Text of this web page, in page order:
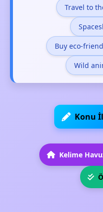
Travel to
Buy eco-
Wild
Konu
Kelime